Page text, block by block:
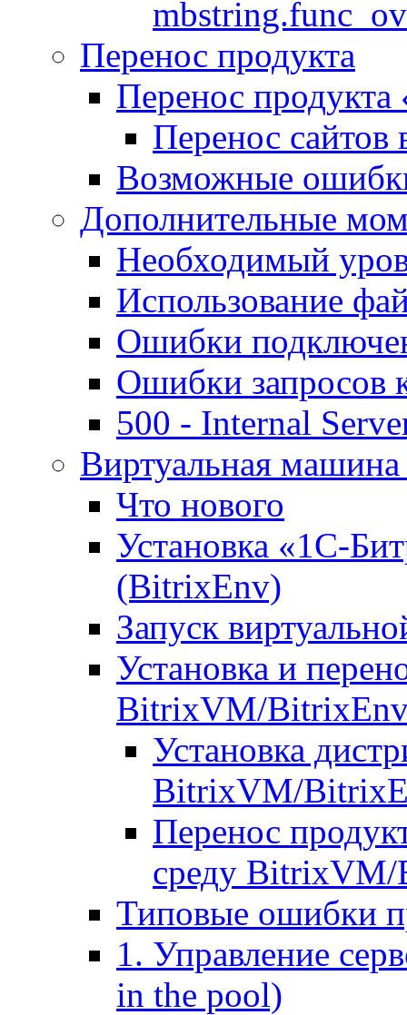
Перенос продукта
Перенос продукта
Перенос сайтов
Возможные
Дополнительные
Необходимый
Использование
Ошибки
Ошибки запросов
500 - Internal
Виртуальная
Что нового
Установка «1С-
(BitrixEnv)
Запуск
Установка и
BitrixVM/
Установка
BitrixVM/
Перенос
среду
Типовые ошибки
1. Управление
in the pool)